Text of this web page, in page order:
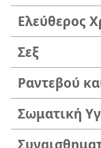
Ελεύθερος
Σεξ
Ραντεβού
Σωματική